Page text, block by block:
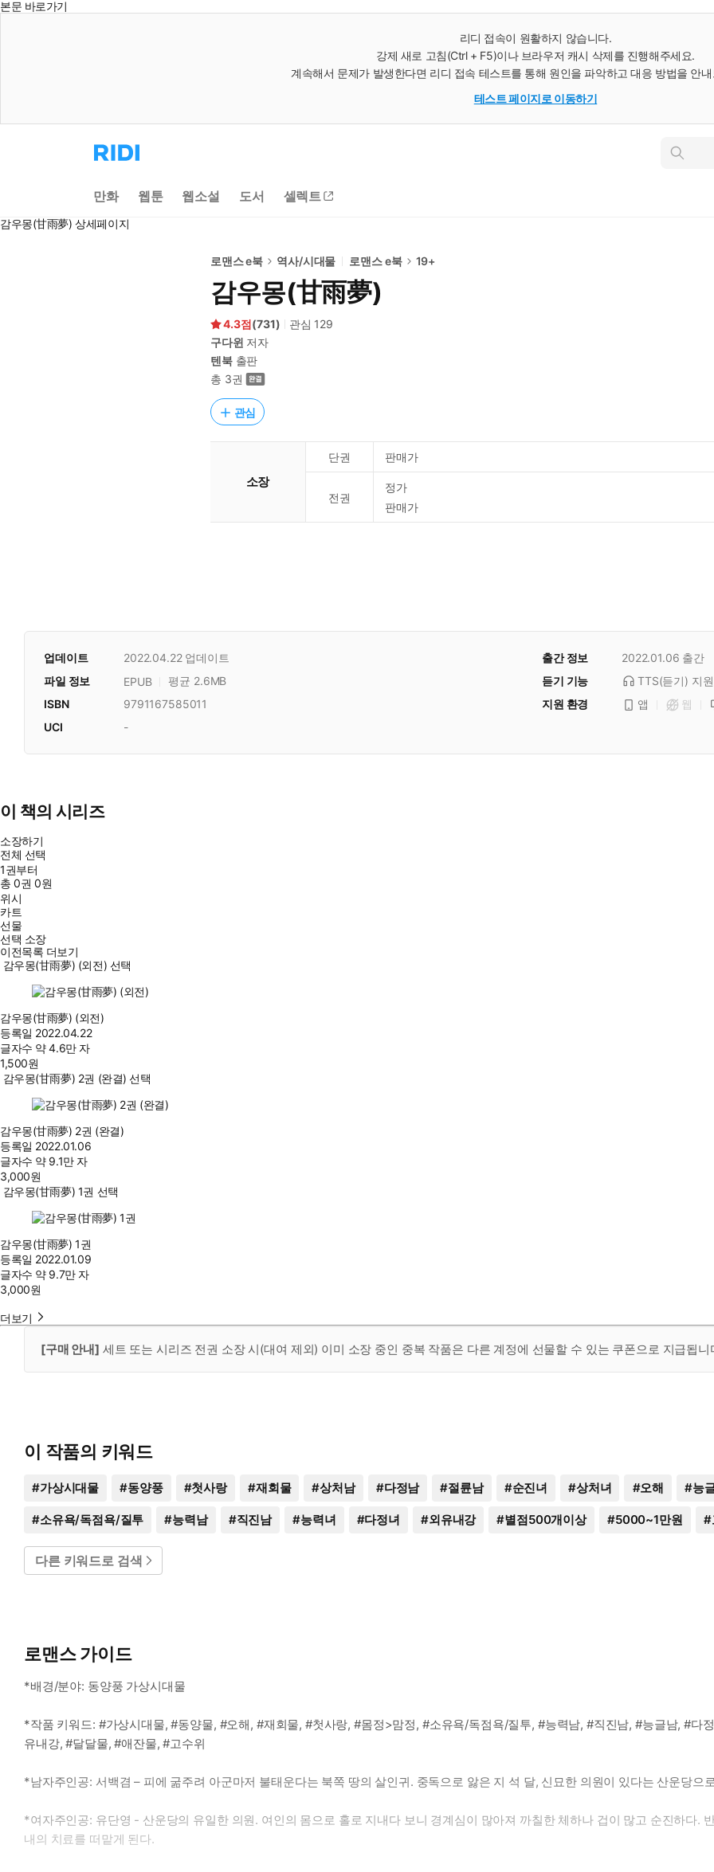
본문 바로가기
리디 접속이 원활하지 않습니다.
강제 새로 고침(Ctrl + F5)이나 브라우저 캐시 삭제를 진행해주세요.
계속해서 문제가 발생한다면 리디 접속 테스트를 통해 원인을 파악하고 대응 방법을 안
테스트 페이지로 이동하기
리
디
으
로
동
인
만화 웹툰 웹소설 도서 셀렉트
감우몽(甘雨夢) 상세페이지
로맨스 e북 역사/시대물 로맨스 e북 19+
감우몽(甘雨夢)
4.3 (731) 관심 129
구다윈 저자
텐북출판
총 3권
관심
소장
단권 판매가
전권
정가
판매가
업데이트 2022.04.22업데이트 출간 정보 2022.01.06 출간
듣기 기능
TTS(듣기) 지원
파일 정보 EPUB
평균 2.6MB
지원 환경
앱 웹
ISBN
9791167585011
UCI
-
이 책의 시리즈
소장하기
전체 선택
1권부터
총0권 0원
위시
카트
선물
선택 소장
이전목록 더보기
감우몽(甘雨夢) (외전) 선택
감우몽(甘雨夢) (외전)
등록일 2022.04.22
글자수 약 4.6만 자
1,500원
감우몽(甘雨夢) 2권 (완결) 선택
감우몽(甘雨夢) 2권 (완결)
등록일 2022.01.06
글자수 약 9.1만 자
3,000원
감우몽(甘雨夢) 1권 선택
감우몽(甘雨夢) 1권
등록일 2022.01.09
글자수 약 9.7만 자
3,000원
더보기
[구매 안내] 세트 또는 시리즈 전권 소장 시(대여 제외) 이미 소장 중인 중복 작품은 다른 계정에 선물할 수 있는 쿠폰으로 지급됩니
이 작품의 키워드
#가상시대물 #동양풍 #첫사랑 #재회물 #상처남 #다정남 #절륜남 #순진녀 #상처녀 #오해 #능
#소유욕/독점욕/질투 #능력남 #직진남 #능력녀 #다정녀 #외유내강 #별점500개이상 #5000~1만원 #
다른 키워드로 검색
로맨스 가이드
*배경/분야: 동양풍 가상시대물
*작품 키워드: #가상시대물, #동양물, #오해, #재회물, #첫사랑, #몸정>맘정, #소유욕/독점욕/질투, #능력남, #직진남, #능글남, #다
유내강, #달달물, #애잔물, #고수위
*남자주인공: 서백겸 – 피에 굶주려 아군마저 불태운다는 북쪽 땅의 살인귀. 중독으로 앓은 지 석 달, 신묘한 의원이 있다는 산운당으
*여자주인공: 유단영 - 산운당의 유일한 의원. 여인의 몸으로 홀로 지내다 보니 경계심이 많아져 까칠한 체하나 겁이 많고 순진하다.
내의 치료를 떠맡게 된다.